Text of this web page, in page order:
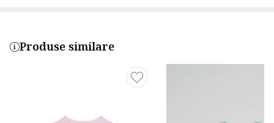
Produse similare